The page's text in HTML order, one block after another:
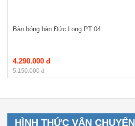
Bàn bóng bàn Đức Long PT 04
4.290.000 đ
5.150.000 đ
HÌNH THỨC VẬN CHUYỂN